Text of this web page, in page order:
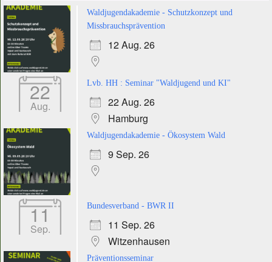
Waldjugendakademie - Schutzkonzept und
Missbrauchsprävention
12 Aug. 26
22
Aug.
Lvb. HH : Seminar "Waldjugend und KI"
22 Aug. 26
Hamburg
Waldjugendakademie - Ökosystem Wald
9 Sep. 26
11
Sep.
Bundesverband - BWR II
11 Sep. 26
Witzenhausen
Präventionsseminar